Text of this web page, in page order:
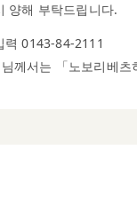
양해 부탁드립니다.
력 0143-84-2111
께서는 「노보리베